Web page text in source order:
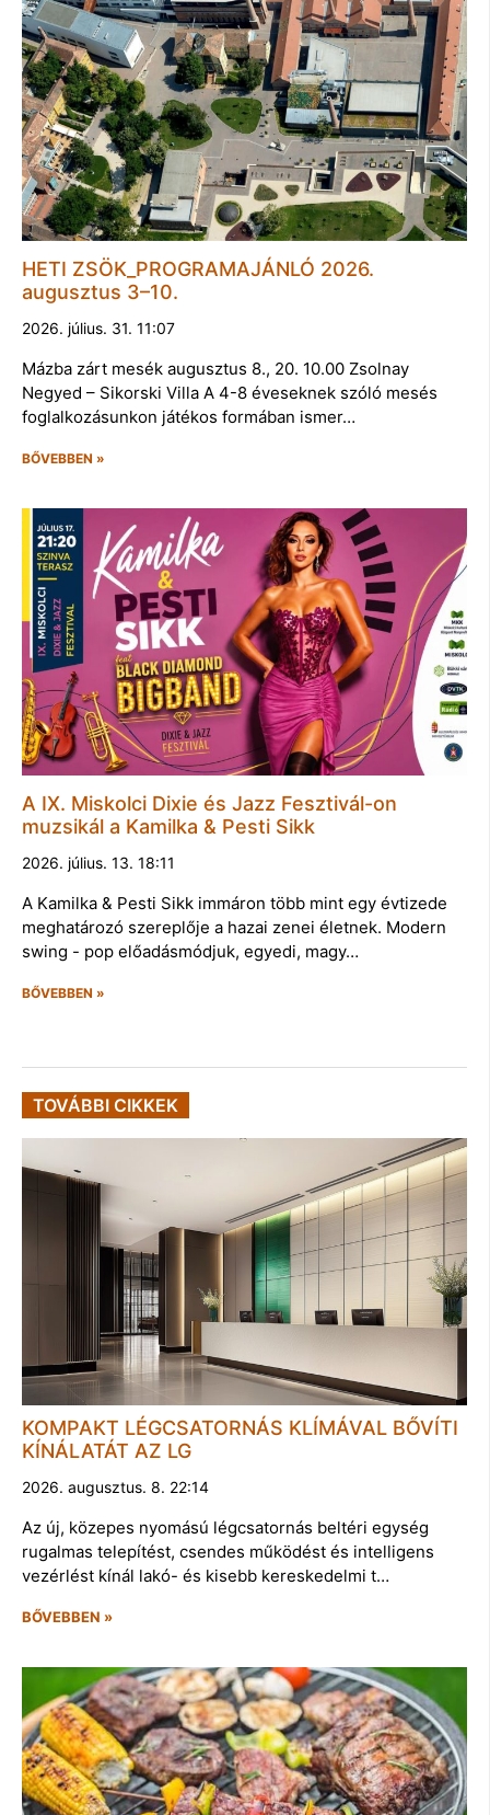
HETI ZSÖK_PROGRAMAJÁNLÓ 2026.
augusztus 3–10.
2026. július. 31. 11:07
Mázba zárt mesék augusztus 8., 20. 10.00 Zsolnay
Negyed – Sikorski Villa A 4-8 éveseknek szóló mesés
foglalkozásunkon játékos formában ismer…
BŐVEBBEN »
A IX. Miskolci Dixie és Jazz Fesztivál-on
muzsikál a Kamilka & Pesti Sikk
2026. július. 13. 18:11
A Kamilka & Pesti Sikk immáron több mint egy évtizede
meghatározó szereplője a hazai zenei életnek. Modern
swing - pop előadásmódjuk, egyedi, magy…
BŐVEBBEN »
TOVÁBBI CIKKEK
KOMPAKT LÉGCSATORNÁS KLÍMÁVAL BŐVÍTI
KÍNÁLATÁT AZ LG
2026. augusztus. 8. 22:14
Az új, közepes nyomású légcsatornás beltéri egység
rugalmas telepítést, csendes működést és intelligens
vezérlést kínál lakó- és kisebb kereskedelmi t…
BŐVEBBEN »